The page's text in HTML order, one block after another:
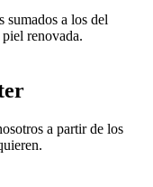
sumados a los del
renovada.
a partir de los